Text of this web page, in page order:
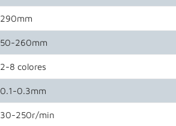
290mm
50-260mm
2-8 colores
0.1-0.3mm
30-250r/min